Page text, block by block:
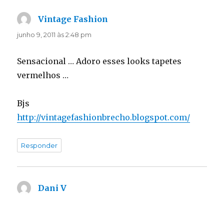
Vintage Fashion
junho 9, 2011 às 2:48 pm
Sensacional … Adoro esses looks tapetes
vermelhos …
Bjs
http://vintagefashionbrecho.blogspot.com/
Responder
Dani V